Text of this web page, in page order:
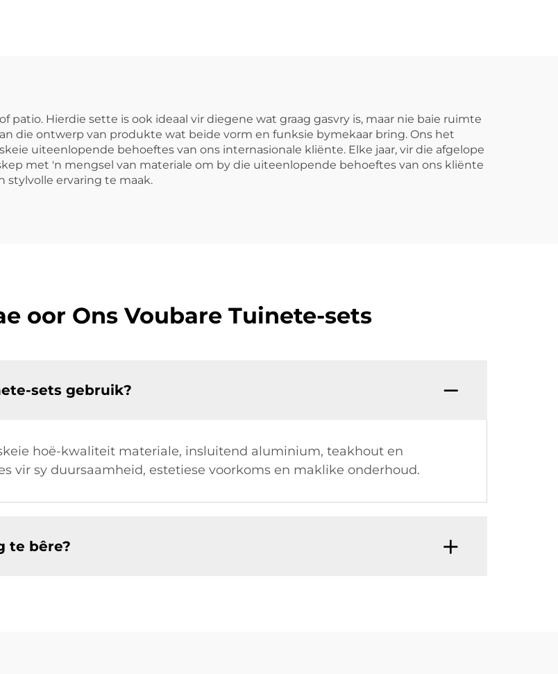
Hierdie sette is ook ideaal vir diegene wat graag gasvry is, maar nie baie ruimte
die ontwerp van produkte wat beide vorm en funksie bymekaar bring. Ons het
uiteenlopende behoeftes van ons internasionale kliënte. Elke jaar, vir die afgelope
met 'n mengsel van materiale om by die uiteenlopende behoeftes van ons kliënte
stylvolle ervaring te maak.
oor Ons Voubare Tuinete-sets
sets gebruik?
hoë-kwaliteit materiale, insluitend aluminium, teakhout en
vir sy duursaamheid, estetiese voorkoms en maklike onderhoud.
te bêre?